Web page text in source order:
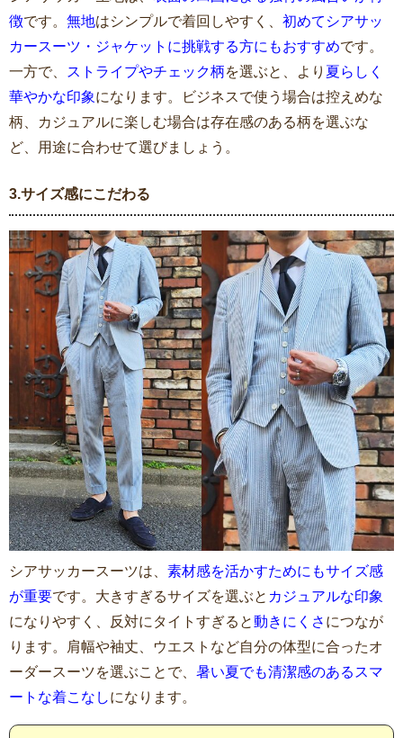
徴です。 無地はシンプルで着回しやすく、 初めてシアサッ
カースーツ・ジャケットに挑戦する方にもおすすめです。
一方で、
ストライプやチェック柄を選ぶと、より 夏らしく
華やかな印象になります。ビジネスで使う場合は控えめな
柄、カジュアルに楽しむ場合は存在感のある柄を選ぶな
ど、用途に合わせて選びましょう。
3.サイズ感にこだわる
シアサッカースーツは、 素材感を活かすためにもサイズ感
が重要です。大きすぎるサイズを選ぶと カジュアルな印象
になりやすく、反対にタイトすぎると動きにくさ につなが
ります。肩幅や袖丈、ウエストなど自分の体型に合ったオ
ーダースーツを選ぶことで、 暑い夏でも清潔感のあるスマ
ートな着こなしになります。